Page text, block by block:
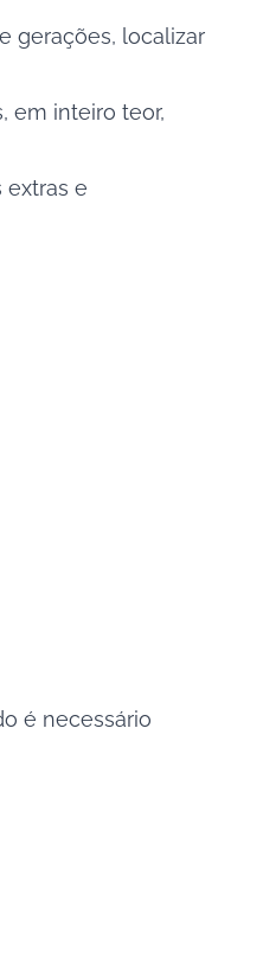
gerações, localizar
em inteiro teor,
extras e
é necessário